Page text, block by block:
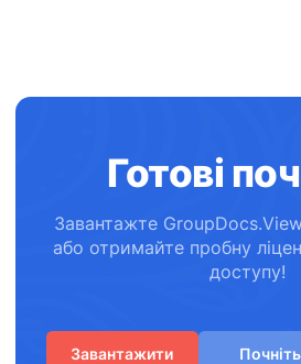
Готові
Завантажте
або отримайте пробну
доступу!
Завантажити